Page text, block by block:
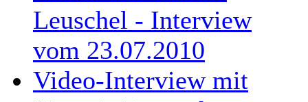
Leuschel - Interview
vom 23.07.2010
Video-Interview mit